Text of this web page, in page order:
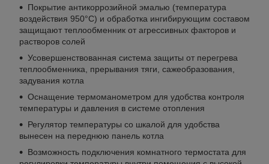
Покрытие антикоррозийной эмалью (температура
воздействия 950°С) и обработка ингибирующим составом
защищают теплообменник от агрессивных факторов и
растворов солей
Усовершенствованная система защиты от перегрева
теплообменника, прерывания тяги, сажеобразования,
задувания котла
Оснащение термоманометром для удобства контроля
температуры и давления в системе отопления
Регулятор температуры со шкалой для удобства
вынесен на переднюю панель котла
Возможность подключения комнатного термостата для